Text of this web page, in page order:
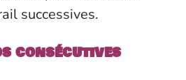
successives.
consécutives